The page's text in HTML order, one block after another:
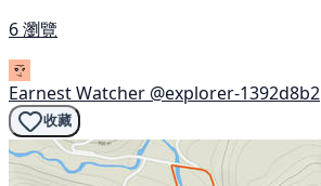
6 瀏覽
Earnest Watcher @explorer-1392d8b2
收藏